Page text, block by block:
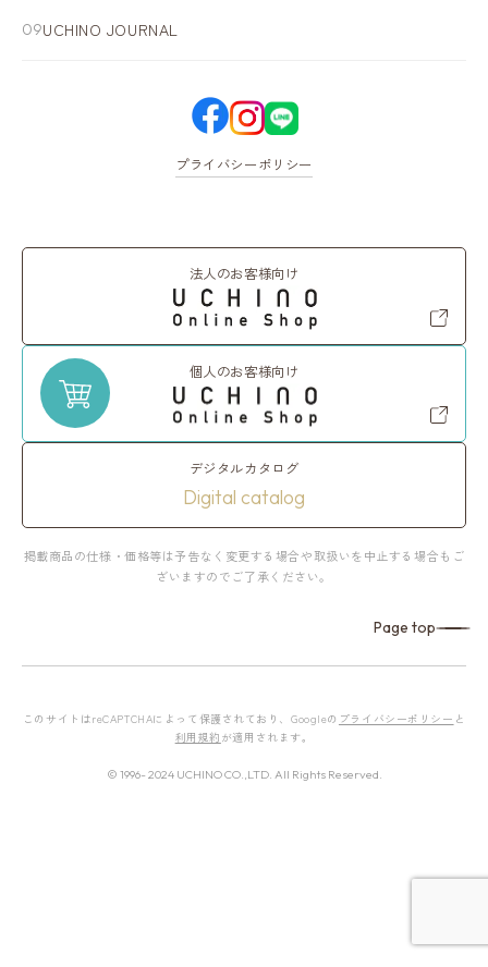
UCHINO JOURNAL
プライバシーポリシー
法人のお客様向け
個人のお客様向け
デジタルカタログ
Digital catalog
掲載商品の仕様・価格等は予告なく変更する場合や取扱いを中止する場合もご
ざいますのでご了承ください。
このサイトはreCAPTCHAによって保護されており、Googleの プライバシーポリシー と
利用規約 が適用されます。
© 1996- 2024 UCHINO CO.,LTD. All Rights Reserved.
Page top